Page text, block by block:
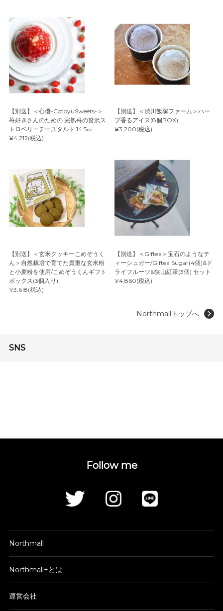
【別送】＜心優-CotoyuSweets-＞
苺好きさんのための 完熟苺の贅沢ス
トロベリーチーズタルト 14.5㎝
¥4,212(税込)
【別送】＜渋川飯塚ファーム＞ハー
ブ香るアイス(8個BOX)
¥3,200(税込)
【別送】＜玄米クッキーこめぞうく
ん＞自然栽培で育てた貴重な玄米粉
と小麦粉を使用/こめぞうくんギフト
ボックス(3個入り)
¥3,618(税込)
【別送】＜Giftea＞宝石のようなテ
ィーシュガー/Giftea Sugar(4個)&ド
ライフルーツ&狭山紅茶(3個) セット
¥4,860(税込)
Northmallトップへ
SNS
Follow me
Northmall
Northmall+とは
運営会社